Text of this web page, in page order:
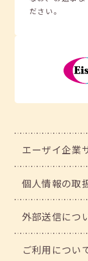
ださい。
エーザイ企業
個人情報の取
外部送信につ
ご利用につい